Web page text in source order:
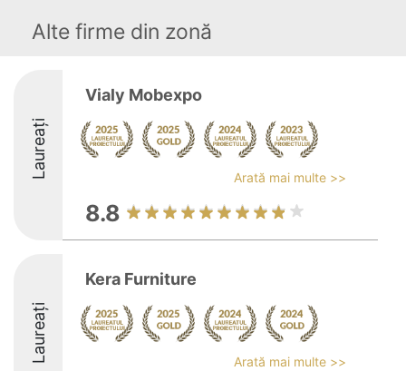
Alte firme din zonă
Laureați
Vialy Mobexpo
Arată mai multe >>
8.8
Laureați
Kera Furniture
Arată mai multe >>